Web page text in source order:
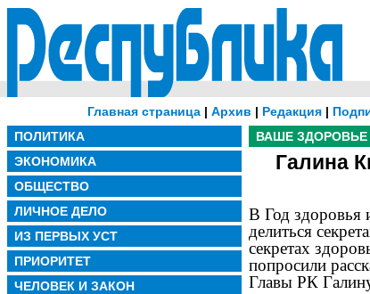
Главная страница | Архив | Редакция |
ПОЛИТИКА
ЭКОНОМИКА
ОБЩЕСТВО
ЛИЧНОЕ ДЕЛО
ИЗ ПЕРВЫХ УСТ
ПРИОРИТЕТ
ЧЕЛОВЕК И ЗАКОН
ВАШЕ ЗДОРОВЬЕ
Галина
В Год здоровья
делиться
секретах
попросили
Главы РК